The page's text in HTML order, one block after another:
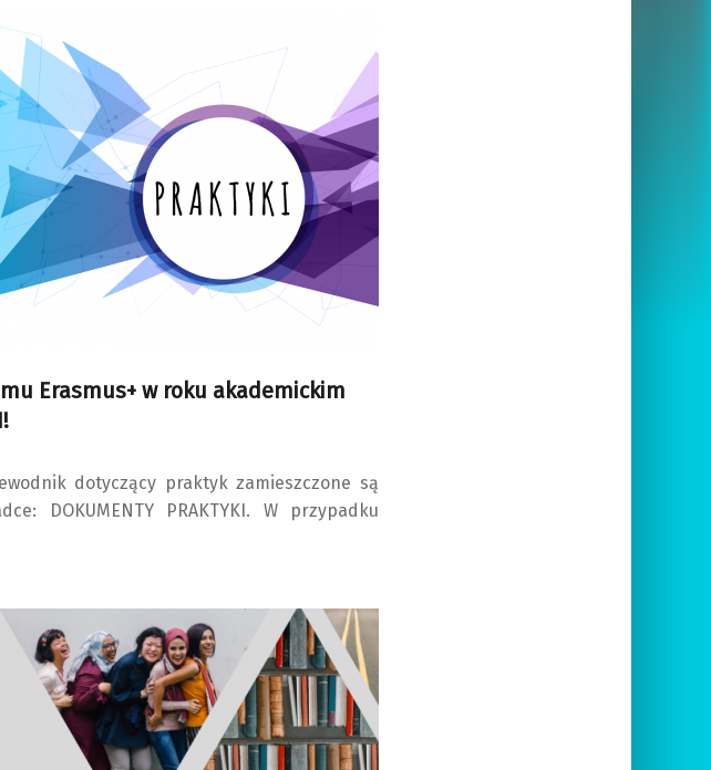
Erasmus+ w roku akademickim
dotyczący praktyk zamieszczone są
DOKUMENTY PRAKTYKI. W przypadku